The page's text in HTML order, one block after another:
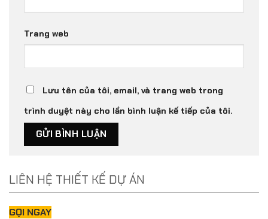
Trang web
Lưu tên của tôi, email, và trang web trong
trình duyệt này cho lần bình luận kế tiếp của tôi.
LIÊN HỆ THIẾT KẾ DỰ ÁN
GỌI NGAY